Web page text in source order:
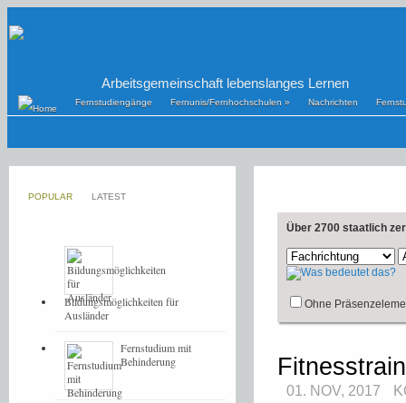
Arbeitsgemeinschaft lebenslanges Lernen
Fernstudiengänge Fernunis/Fernhochschulen » Nachrichten
Über 2700 staatlich
Ohne
01. NOV, 2017
POPULAR LATEST
Bildungsmöglichkeiten für
Ausländer
Fernstudium mit
Behinderung